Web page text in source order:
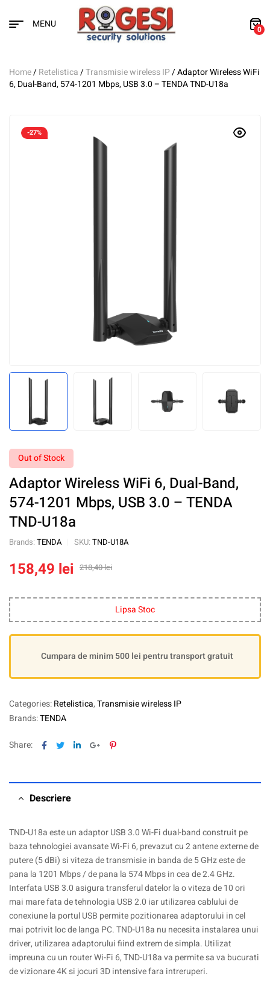
MENU 0
Home/Retelistica/Transmisie wireless IP/ Adaptor Wireless WiFi
6, Dual-Band, 574-1201 Mbps, USB 3.0 – TENDA TND-U18a
-27%
Out of Stock
Adaptor Wireless WiFi 6, Dual-Band,
574-1201 Mbps, USB 3.0 – TENDA
TND-U18a
Brands: TENDA SKU: TND-U18A
218,40lei
158,49 lei
Lipsa Stoc
Cumpara de minim 500 lei pentru transport gratuit
Categories:Retelistica,Transmisie wireless IP
Brands:TENDA
Share: Facebook
TwitterLinkedinGoogle+Pinterest
Descriere
TND-U18a este un adaptor USB 3.0 Wi-Fi dual-band construit pe
baza tehnologiei avansate Wi-Fi 6, prevazut cu 2 antene externe de
putere (5 dBi) si viteza de transmisie in banda de 5 GHz este de
pana la 1201 Mbps / de pana la 574 Mbps in cea de 2.4 GHz.
Interfata USB 3.0 asigura transferul datelor la o viteza de 10 ori
mai mare fata de tehnologia USB 2.0 iar utilizarea cablului de
conexiune la portul USB permite pozitionarea adaptorului in cel
mai potrivit loc de langa PC. TND-U18a nu necesita instalarea unui
driver, utilizarea adaptorului fiind extrem de simpla. Utilizat
impreuna cu un router Wi-Fi 6, TND-U18a va permite sa va bucurati
de vizionare 4K si jocuri 3D intensive fara intreruperi.